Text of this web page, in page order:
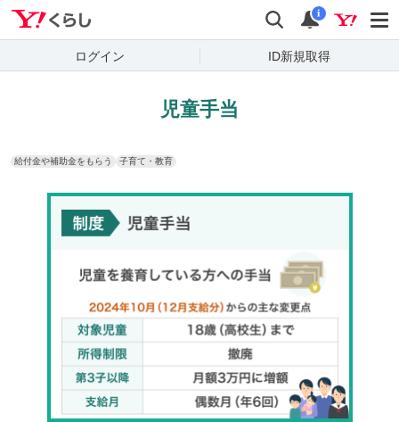
検索 通知
i
ログイン ID新規取得
児童手当
給付金や補助金をもらう 子育て・教育